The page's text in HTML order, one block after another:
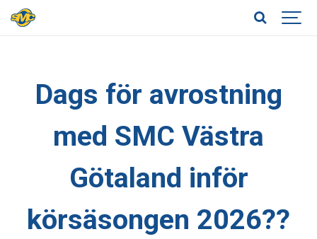
Dags för avrostning
med SMC Västra
Götaland inför
körsäsongen 2026??